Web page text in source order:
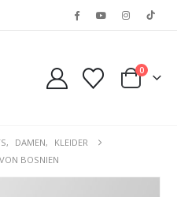
0
, DAMEN,
KLEIDER
BOSNIEN